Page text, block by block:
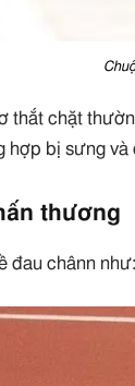
thắt chặt
hợp bị sưng và
thương
đau chânn như: